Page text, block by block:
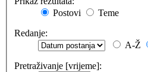
Postovi
Teme
Redanje:
A-Ž
Pretraživanje [vrijeme]: